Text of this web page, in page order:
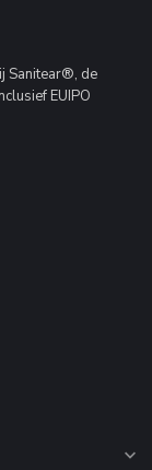
Sanitear®, de
EUIPO